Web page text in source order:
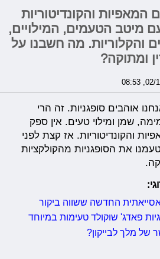
והקונדיטוריות
מיטב הטעמים, המילויים,
והקלוריות. מה חשבנו על
ומתוקה?
אוהבים סופגניות. זה הרי
שמן ומילוי טעים. אין ספק
והקונדיטוריות. אז קצת לפני
את הסופגניות מהקולקציות
החדשה ששווה ביקור
פאדג' שוקולד טעימות במיוחד